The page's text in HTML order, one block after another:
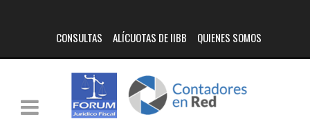
CONSULTAS ALÍCUOTAS DE IIBB QUIENES SOMOS